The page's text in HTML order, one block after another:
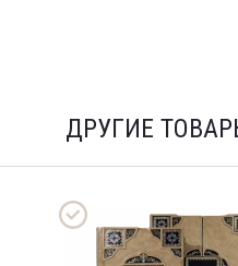
ДРУГИЕ